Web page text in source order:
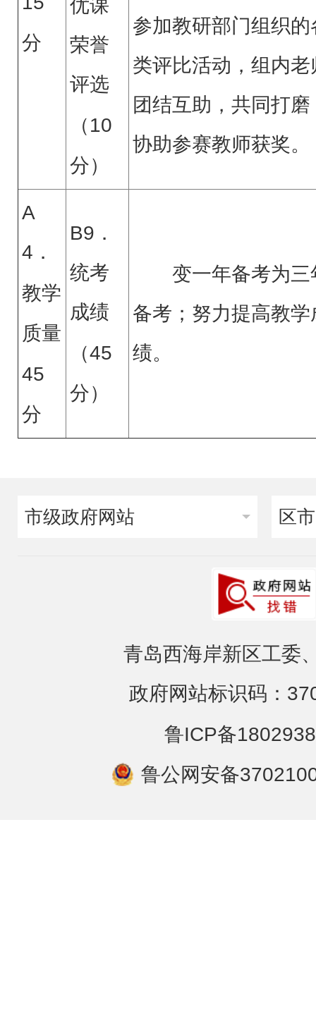
分
优课
荣誉
评选
（10
分）
参加教研部门组织的
类评比活动，组内老
团结互助，共同打磨
协助参赛教师获奖。
A
4．
教学
质量
45
分
B9．
统考
成绩
（45
分）
变一年备考为三
备考；努力提高教学
绩。
市级政府网站 区
青岛西海岸新区工委
政府网站标识码：
鲁ICP备
鲁公网安备